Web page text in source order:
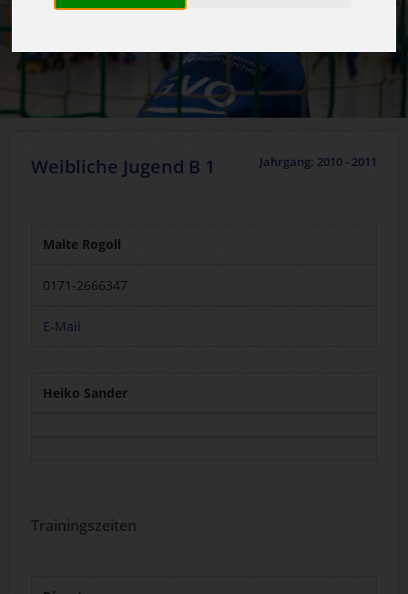
Weibliche Jugend B 1 Jahrgang: 2010 - 2011
Malte Rogoll
0171-2666347
E-Mail
Heiko Sander
Trainingszeiten